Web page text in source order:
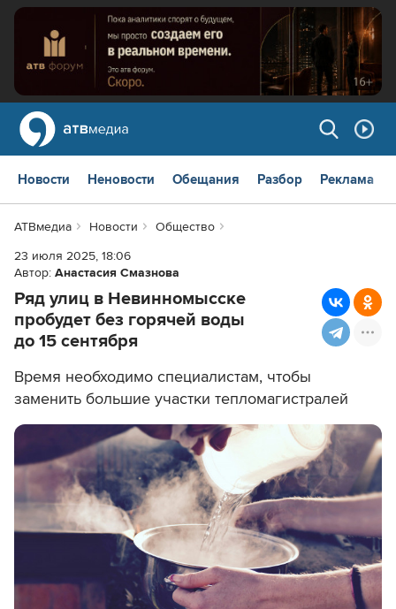
Новости Неновости Обещания Разбор Реклама
АТВмедиа Новости
Общество
23 июля 2025, 18:06
Автор: Анастасия Смазнова
Ряд улиц в Невинномысске
пробудет без горячей воды
до 15 сентября
Время необходимо специалистам, чтобы
заменить большие участки тепломагистралей